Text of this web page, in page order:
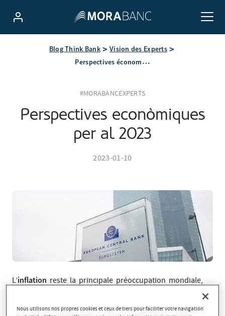
Blog Think Bank Vision des Experts
Perspectives économiques pour 2023
#MORABANCEXPERTS
Perspectives econòmiques
per al 2023
2023-01-10
L’inflation reste la principale préoccupation mondiale,
même dans un contexte de dynamiques géopolitiques
complexes qui comprend, entre autres, des conflits
Nous utilisons nos propres cookies et ceux de tiers pour faciliter votre navigation